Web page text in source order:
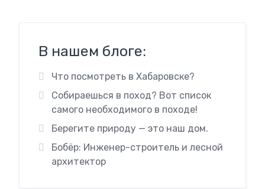
В нашем блоге:
Что посмотреть в Хабаровске?
Собираешься в поход? Вот список
самого необходимого в походе!
Берегите природу — это наш дом.
Бобёр: Инженер-строитель и лесной
архитектор